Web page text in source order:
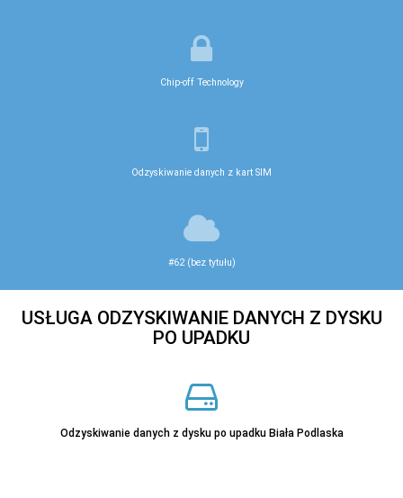
Chip-off Technology
Odzyskiwanie danych z kart SIM
#62 (bez tytułu)
USŁUGA ODZYSKIWANIE DANYCH Z DYSKU
PO UPADKU
Odzyskiwanie danych z dysku po upadku Biała Podlaska